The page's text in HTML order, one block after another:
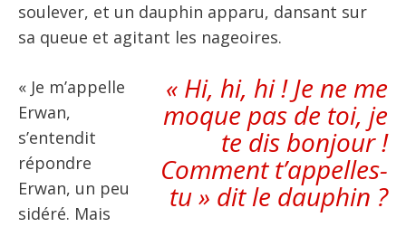
soulever, et un dauphin apparu, dansant sur
sa queue et agitant les nageoires.
« Hi, hi, hi ! Je ne me
moque pas de toi, je
te dis bonjour !
Comment t’appelles-
tu » dit le dauphin ?
« Je m’appelle
Erwan,
s’entendit
répondre
Erwan, un peu
sidéré. Mais